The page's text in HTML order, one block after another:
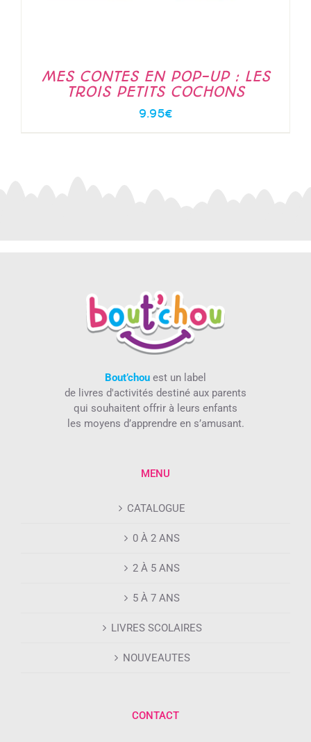
MES CONTES EN POP-UP : LES
TROIS PETITS COCHONS
9.95€
Bout’chou est un label
de livres d'activités destiné aux parents
qui souhaitent offrir à leurs enfants
les moyens d’apprendre en s’amusant.
MENU
CATALOGUE
0 À 2 ANS
2 À 5 ANS
5 À 7 ANS
LIVRES SCOLAIRES
NOUVEAUTES
CONTACT